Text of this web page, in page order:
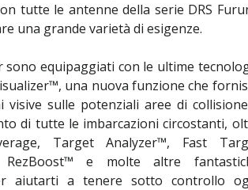
tutte le antenne della serie DRS
una grande varietà di esigenze.
sono equipaggiati con le ultime
una nuova funzione che
visive sulle potenziali aree di
di tutte le imbarcazioni circostanti,
Target Analyzer™, Fast
RezBoost™ e molte altre
aiutarti a tenere sotto controllo